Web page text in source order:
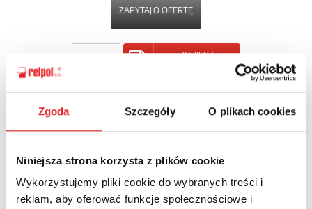
Zgoda Szczegóły O plikach cookies
Niniejsza strona korzysta z plików cookie
Wykorzystujemy pliki cookie do wybranych treści i
reklam, aby oferować funkcje społecznościowe i
ZAPYTAJ O OFERTĘ
POBIERZ
POWRÓT
Zapytaj o szczegóły oferty